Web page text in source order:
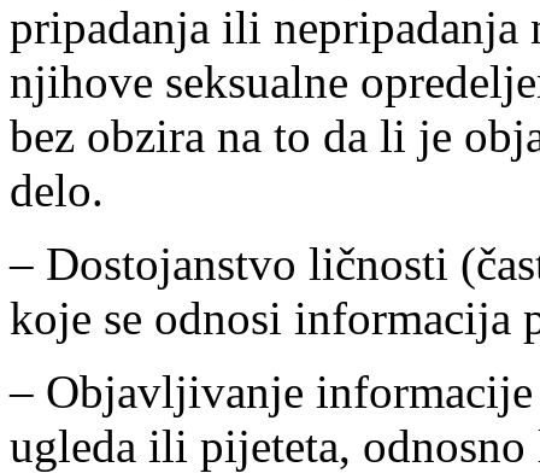
pripadanja ili
njihove seksualne
bez obzira na to da li je
delo.
– Dostojanstvo ličnosti
koje se odnosi informacija
– Objavljivanje
ugleda ili pijeteta,